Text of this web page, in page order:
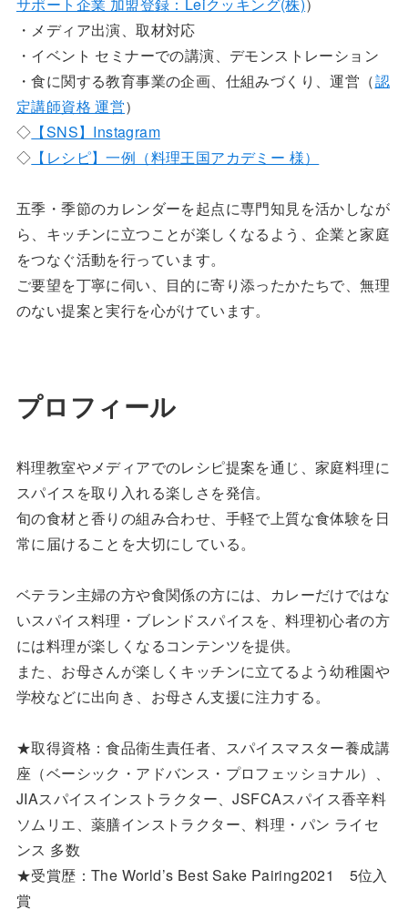
・メディア出演、取材対応
・イベント セミナーでの講演、デモンストレーション
・食に関する教育事業の企画、仕組みづくり、運営（認
定講師資格 運営）
◇ 【SNS】Instagram
◇ 【レシピ】一例（料理王国アカデミー 様）
五季・季節のカレンダーを起点に専門知見を活かしなが
ら、キッチンに立つことが楽しくなるよう、企業と家庭
をつなぐ活動を行っています。
ご要望を丁寧に伺い、目的に寄り添ったかたちで、無理
のない提案と実行を心がけています。
プロフィール
料理教室やメディアでのレシピ提案を通じ、家庭料理に
スパイスを取り入れる楽しさを発信。
旬の食材と香りの組み合わせ、手軽で上質な食体験を日
常に届けることを大切にしている。
ベテラン主婦の方や食関係の方には、カレーだけではな
いスパイス料理・ブレンドスパイスを、料理初心者の方
には料理が楽しくなるコンテンツを提供。
また、お母さんが楽しくキッチンに立てるよう幼稚園や
学校などに出向き、お母さん支援に注力する。
★取得資格：食品衛生責任者、スパイスマスター養成講
座（ベーシック・アドバンス・プロフェッショナル）、
JIAスパイスインストラクター、JSFCAスパイス香辛料
ソムリエ、薬膳インストラクター、料理・パン ライセ
ンス 多数
★受賞歴：The World’s Best Sake Pairing2021 5位入
賞